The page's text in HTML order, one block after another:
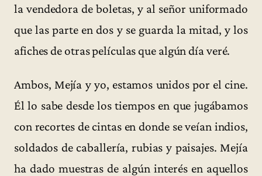
la vendedora de boletas, y al señor uniformado
que las parte en dos y se guarda la mitad, y los
afiches de otras películas que algún día veré.
Ambos, Mejía y yo, estamos unidos por el cine.
Él lo sabe desde los tiempos en que jugábamos
con recortes de cintas en donde se veían indios,
soldados de caballería, rubias y paisajes. Mejía
ha dado muestras de algún interés en aquellos